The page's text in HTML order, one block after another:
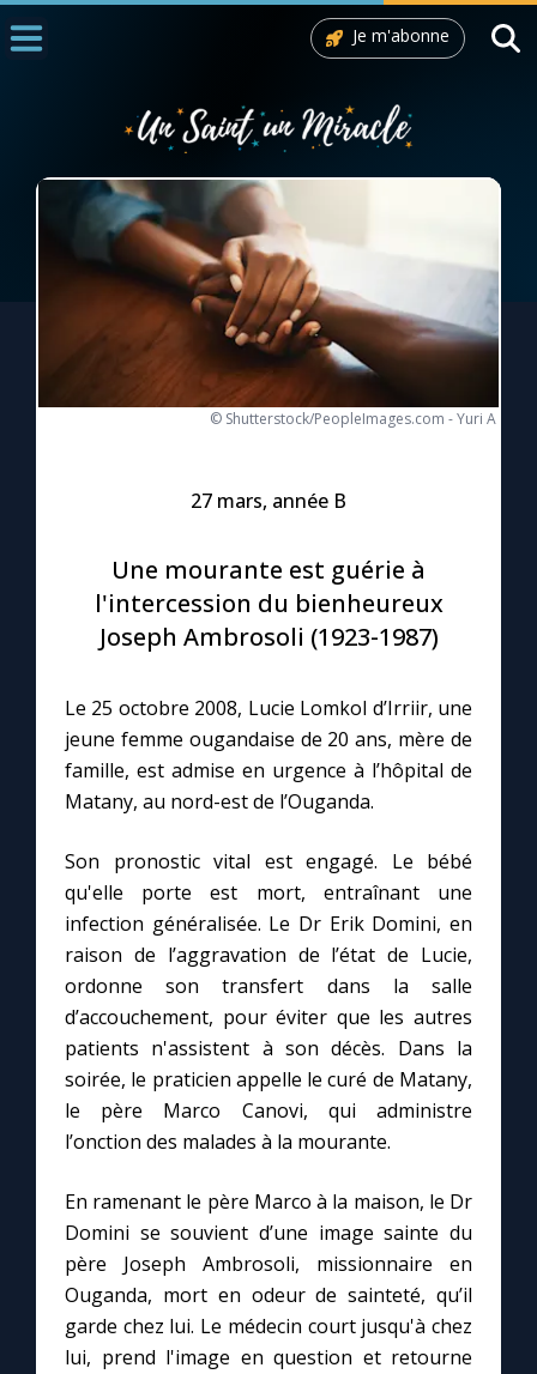
La Messe
1000 Raisons de Croire
L'actualité de la semaine
Le compte Tiktok
Le site internet
Questions-réponses
Prier au quotidien
Avec Thérèse de Lisieux
L'Évangile chaque jour
Les premiers samedis du mois
Marie qui défait les nœuds
Me consacrer à Jésus par Marie
Mes intentions de prière
Une Minute avec Marie
Je m'abonne
© Shutterstock/PeopleImages.com - Yuri A
27 mars, année B
Une mourante est guérie à
l'intercession du bienheureux
Joseph Ambrosoli (1923-1987)
Le 25 octobre 2008, Lucie Lomkol d’Irriir, une
jeune femme ougandaise de 20 ans, mère de
famille, est admise en urgence à l’hôpital de
Matany, au nord-est de l’Ouganda.
Son pronostic vital est engagé. Le bébé
qu'elle porte est mort, entraînant une
infection généralisée. Le Dr Erik Domini, en
raison de l’aggravation de l’état de Lucie,
ordonne son transfert dans la salle
d’accouchement, pour éviter que les autres
patients n'assistent à son décès. Dans la
soirée, le praticien appelle le curé de Matany,
le père Marco Canovi, qui administre
l’onction des malades à la mourante.
En ramenant le père Marco à la maison, le Dr
Domini se souvient d’une image sainte du
père Joseph Ambrosoli, missionnaire en
Ouganda, mort en odeur de sainteté, qu’il
garde chez lui. Le médecin court jusqu'à chez
lui, prend l'image en question et retourne